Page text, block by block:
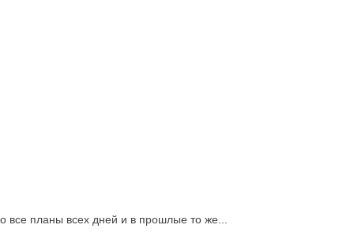
все планы всех дней и в прошлые то же...